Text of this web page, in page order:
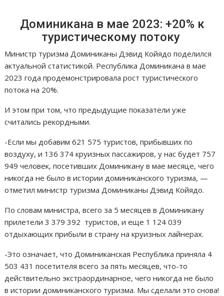
Доминикана в мае 2023: +20% к
туристическому потоку
Министр туризма Доминиканы Дэвид Койядо поделился
актуальной статистикой. Республика Доминикана в мае
2023 года продемонстрировала рост туристического
потока на 20%.
И этом при том, что предыдущие показатели уже
считались рекордными.
-Если мы добавим 621 575 туристов, прибывших по
воздуху, и 136 374 круизных пассажиров, у нас будет 757
949 человек, посетивших Доминикану в мае месяце, чего
никогда не было в истории доминиканского туризма, —
отметил министр туризма Доминиканы Дэвид Койядо.
По словам министра, всего за 5 месяцев в Доминикану
прилетели 3 379 392 туристов, и еще 1 124 039
отдыхающих прибыли в страну на круизных лайнерах.
-Это означает, что Доминиканская Республика приняла 4
503 431 посетителя всего за пять месяцев, что-то
действительно экстраординарное, чего никогда не было
в истории доминиканского туризма. Мы сделали это снова!